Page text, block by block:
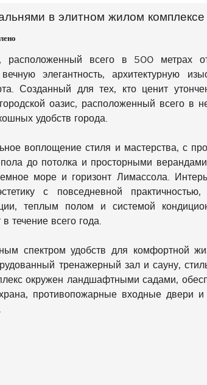
в элитном жилом комплексе
расположенный всего в 500 метрах от
элегантность, архитектурную
Созданный для тех, кто ценит
оазис, расположенный всего в
удобств города.
воплощение стиля и мастерства, с
до потолка и просторными
море и горизонт Лимассола.
с повседневной
теплым полом и системой
течение всего года.
спектром удобств для комфортной
тренажерный зал и сауну,
окружен ландшафтными садами,
противопожарные входные двери и